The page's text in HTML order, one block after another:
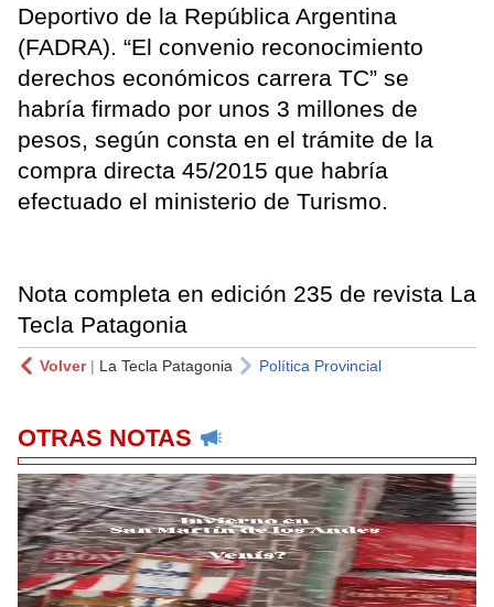
Deportivo de la República Argentina
(FADRA). “El convenio reconocimiento
derechos económicos carrera TC” se
habría firmado por unos 3 millones de
pesos, según consta en el trámite de la
compra directa 45/2015 que habría
efectuado el ministerio de Turismo.
Nota completa en edición 235 de revista La
Tecla Patagonia
Volver| La Tecla Patagonia Política Provincial
OTRAS NOTAS